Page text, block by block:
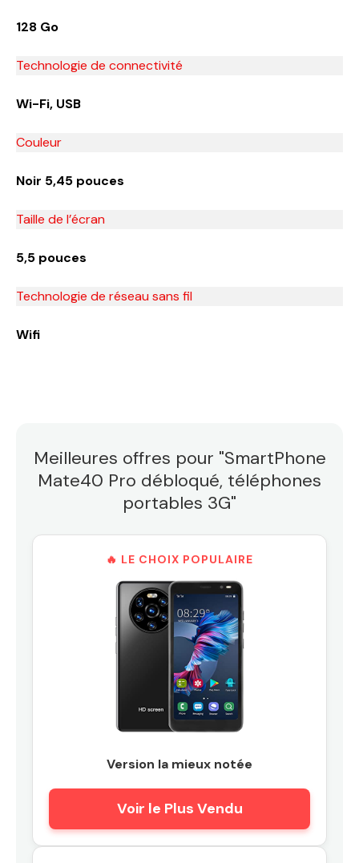
128 Go
Technologie de connectivité
Wi-Fi, USB
Couleur
Noir 5,45 pouces
Taille de l’écran
5,5 pouces
Technologie de réseau sans fil
Wifi
Meilleures offres pour "SmartPhone
Mate40 Pro débloqué, téléphones
portables 3G"
🔥 LE CHOIX POPULAIRE
Version la mieux notée
Voir le Plus Vendu